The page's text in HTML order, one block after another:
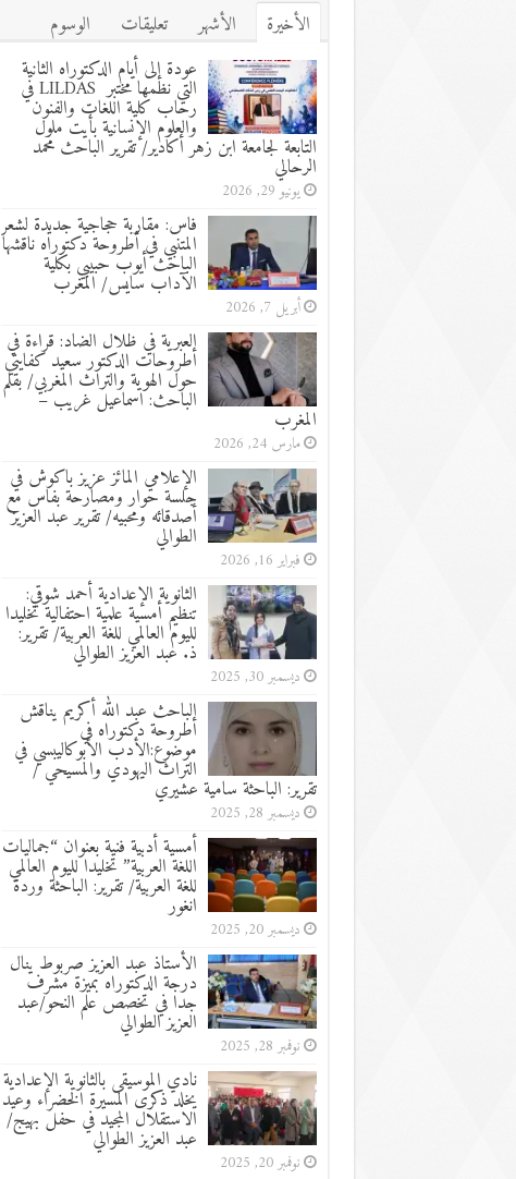
الأخيرة الأشهر تعليقات
الوسوم
عودة إلى أيام الدكتوراه الثانية
التي نظمها مختبر LILDAS في
رحاب كلية اللغات والفنون
والعلوم الإنسانية بأيت ملول
التابعة لجامعة ابن زهر أكادير/ تقرير الباحث محمد
الرحالي
يونيو 29, 2026
فاس: مقاربة حجاجية جديدة لشعر
المتنبي في أطروحة دكتوراه ناقشها
الباحث أيوب حبيبي بكلية
الآداب سايس/ المغرب
أبريل 7, 2026
العبرية في ظلال الضاد: قراءة في
أطروحات الدكتور سعيد كفايتي
حول الهوية والتراث المغربي/ بقلم
الباحث: اسماعيل غريب –
المغرب
مارس 24, 2026
الإعلامي المائز عزيز باكوش في
جلسة حوار ومصارحة بفاس مع
أصدقائه ومحبيه/ تقرير عبد العزيز
الطوالي
فبراير 16, 2026
الثانوية الإعدادية أحمد شوقي:
تنظيم أمسية علمية احتفالية تخليدا
لليوم العالمي للغة العربية/ تقرير:
ذ. عبد العزيز الطوالي
ديسمبر 30, 2025
الباحث عبد الله أكريم يناقش
أطروحة دكتوراه في
موضوع:الأدب الأبوكاليبسي في
التراث اليهودي والمسيحي /
تقرير: الباحثة سامية عشيري
ديسمبر 28, 2025
أمسية أدبية فنية بعنوان “جماليات
اللغة العربية” تخليدا لليوم العالمي
للغة العربية/ تقرير: الباحثة وردة
انغور
ديسمبر 20, 2025
الأستاذ عبد العزيز صربوط ينال
درجة الدكتوراه بميزة مشرف
جدا في تخصص علم النحو/عبد
العزيز الطوالي
نوفمبر 28, 2025
نادي الموسيقى بالثانوية الإعدادية
يخلد ذكرى المسيرة الخضراء وعيد
الاستقلال المجيد في حفل بهيج/
عبد العزيز الطوالي
نوفمبر 20, 2025